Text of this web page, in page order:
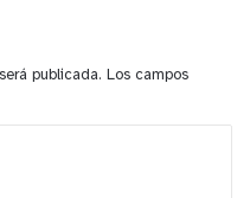
publicada. Los campos